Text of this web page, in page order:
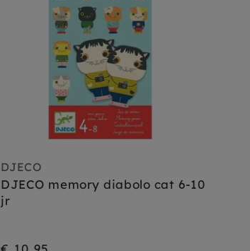
DJECO
DJECO memory diabolo cat 6-10
jr